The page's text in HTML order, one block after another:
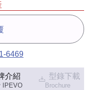
6469
介紹
IPEVO
型錄下載
Brochure